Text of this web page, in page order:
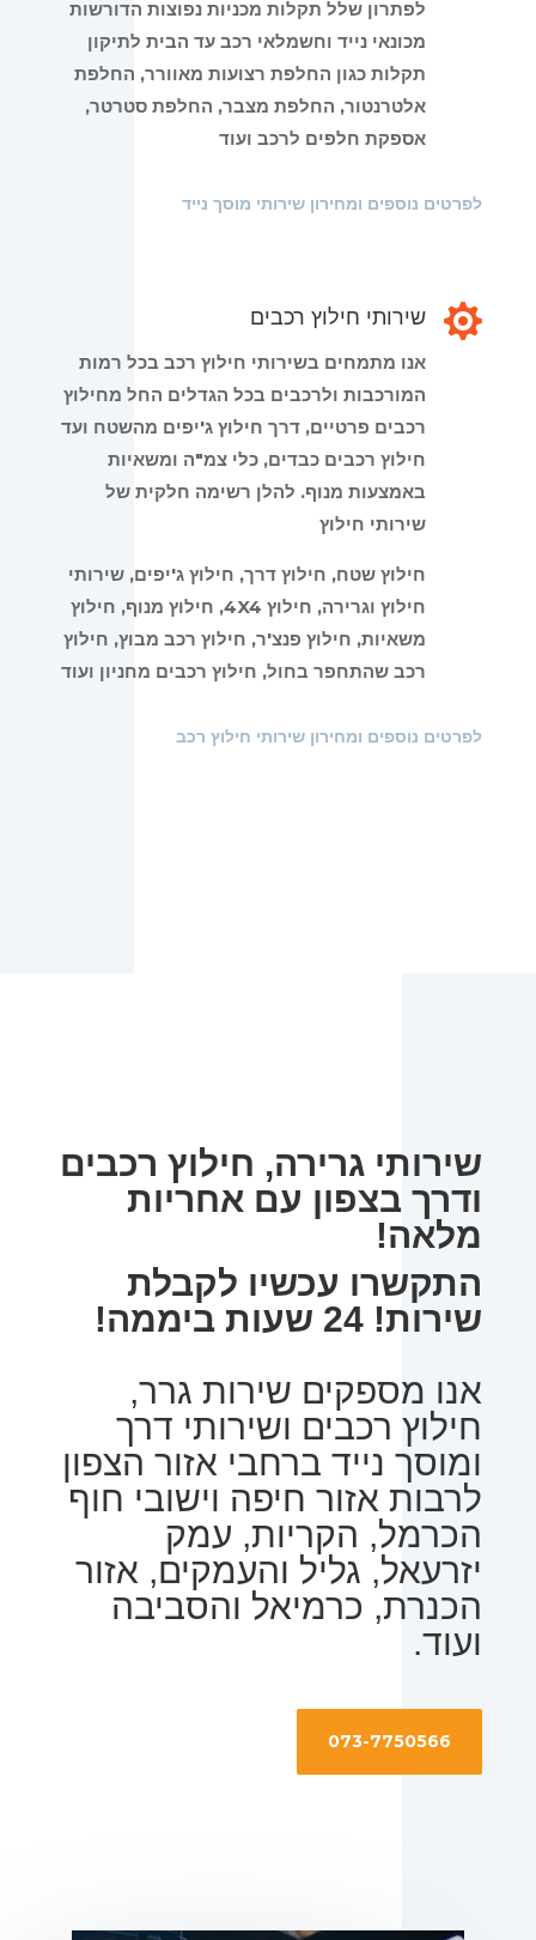
לפתרון שלל תקלות מכניות נפוצות הדורשות
מכונאי נייד וחשמלאי רכב עד הבית לתיקון
תקלות כגון החלפת רצועות מאוורר, החלפת
אלטרנטור, החלפת מצבר, החלפת סטרטר,
אספקת חלפים לרכב ועוד
לפרטים נוספים ומחירון שירותי מוסך נייד
 שירותי חילוץ רכבים
אנו מתמחים בשירותי חילוץ רכב בכל רמות
המורכבות ולרכבים בכל הגדלים החל מחילוץ
רכבים פרטיים, דרך חילוץ ג'יפים מהשטח ועד
חילוץ רכבים כבדים, כלי צמ"ה ומשאיות
באמצעות מנוף. להלן רשימה חלקית של
שירותי חילוץ
חילוץ שטח, חילוץ דרך, חילוץ ג'יפים, שירותי
חילוץ וגרירה, חילוץ 4X4, חילוץ מנוף, חילוץ
משאיות, חילוץ פנצ'ר, חילוץ רכב מבוץ, חילוץ
רכב שהתחפר בחול, חילוץ רכבים מחניון ועוד
לפרטים נוספים ומחירון שירותי חילוץ רכב
שירותי גרירה, חילוץ רכבים
ודרך בצפון עם אחריות
מלאה!
התקשרו עכשיו לקבלת
שירות! 24 שעות ביממה!
אנו מספקים שירות גרר,
חילוץ רכבים ושירותי דרך
ומוסך נייד ברחבי אזור הצפון
לרבות אזור חיפה וישובי חוף
הכרמל, הקריות, עמק
יזרעאל, גליל והעמקים, אזור
הכנרת, כרמיאל והסביבה
ועוד.
073-7750566